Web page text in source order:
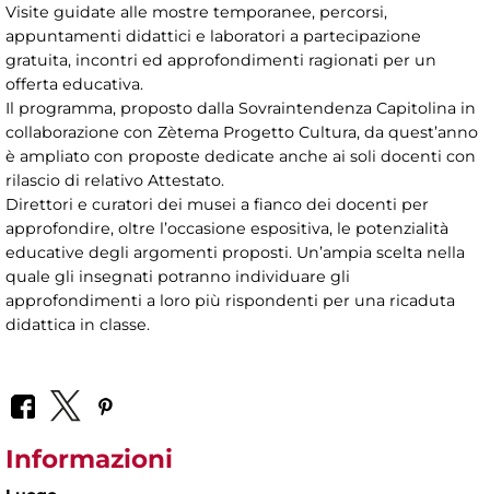
Visite guidate alle mostre temporanee, percorsi,
appuntamenti didattici e laboratori a partecipazione
gratuita, incontri ed approfondimenti ragionati per un
offerta educativa.
Il programma, proposto dalla Sovraintendenza Capitolina in
collaborazione con Zètema Progetto Cultura, da quest’anno
è ampliato con proposte dedicate anche ai soli docenti con
rilascio di relativo Attestato.
Direttori e curatori dei musei a fianco dei docenti per
approfondire, oltre l’occasione espositiva, le potenzialità
educative degli argomenti proposti. Un’ampia scelta nella
quale gli insegnati potranno individuare gli
approfondimenti a loro più rispondenti per una ricaduta
didattica in classe.
Informazioni